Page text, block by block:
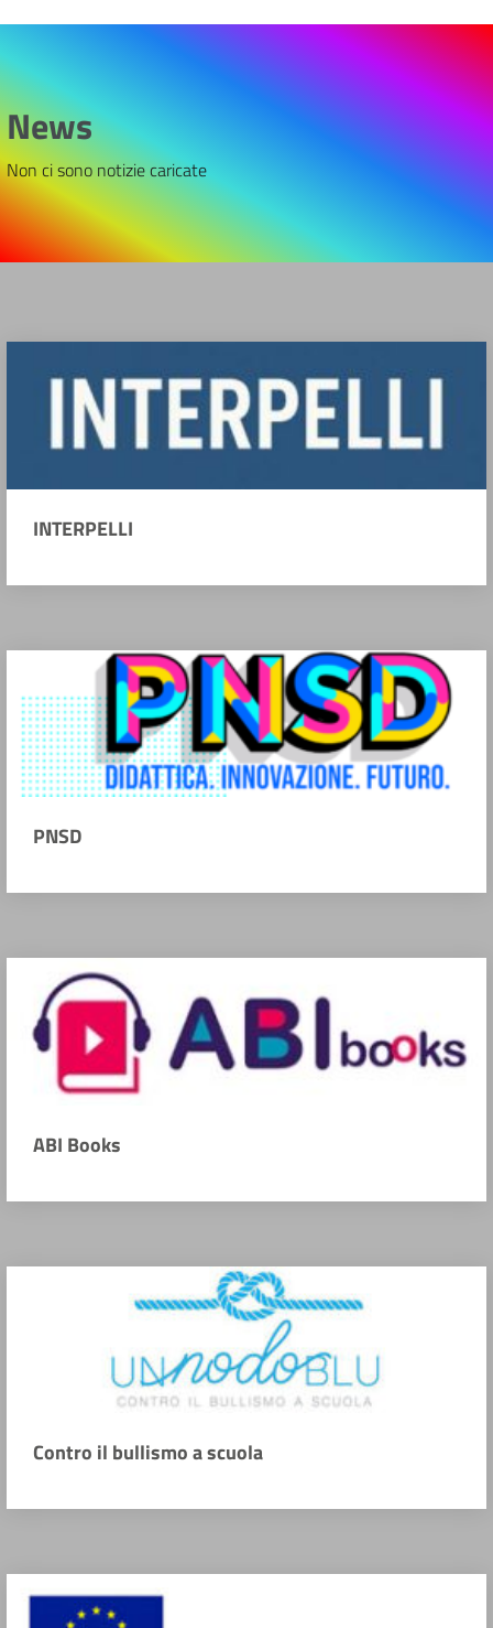
News
Non ci sono notizie caricate
INTERPELLI
PNSD
ABI Books
Contro il bullismo a scuola